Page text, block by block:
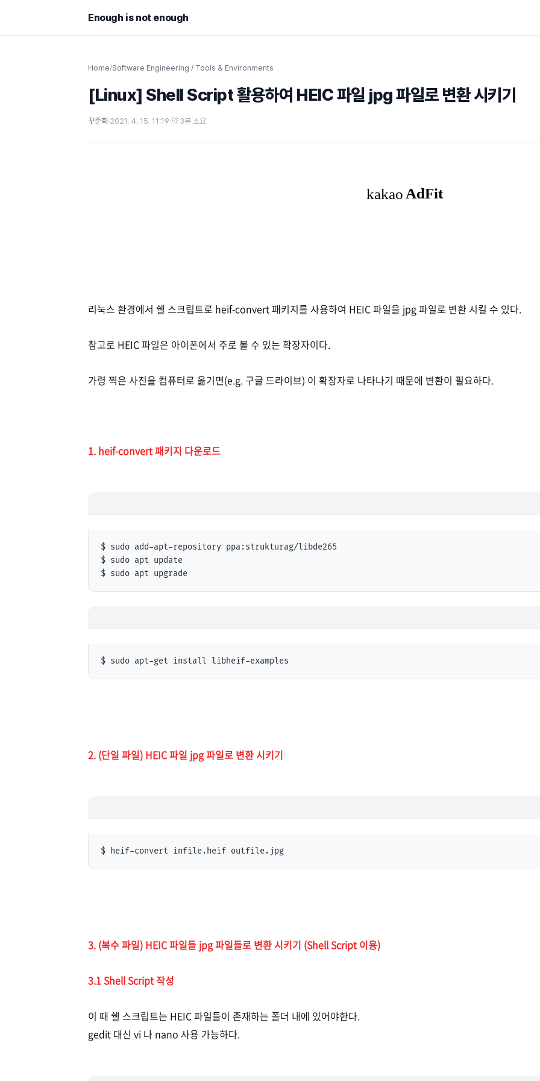
Enough is not enough
Home/Software Engineering / Tools & Environments
[Linux] Shell Script 활용하여 HEIC 파일 jpg 파일로 변환 시키기
꾸준희 ·2021. 4. 15. 11:19·약 3분 소요
리눅스 환경에서 쉘 스크립트로 heif-convert 패키지를 사용하여 HEIC 파일을 jpg 파일로 변환 시킬 수 있다.
참고로 HEIC 파일은 아이폰에서 주로 볼 수 있는 확장자이다.
가령 찍은 사진을 컴퓨터로 옮기면(e.g. 구글 드라이브) 이 확장자로 나타나기 때문에 변환이 필요하다.
1. heif-convert 패키지 다운로드
$ sudo add-apt-repository ppa:strukturag/libde265
$ sudo apt update
$ sudo apt upgrade
$ sudo apt-get install libheif-examples
2. (단일 파일) HEIC 파일 jpg 파일로 변환 시키기
3. (복수 파일) HEIC 파일들 jpg 파일들로 변환 시키기 (Shell Script 이용)
3.1 Shell Script 작성
이 때 쉘 스크립트는 HEIC 파일들이 존재하는 폴더 내에 있어야한다.
gedit 대신 vi 나 nano 사용 가능하다.